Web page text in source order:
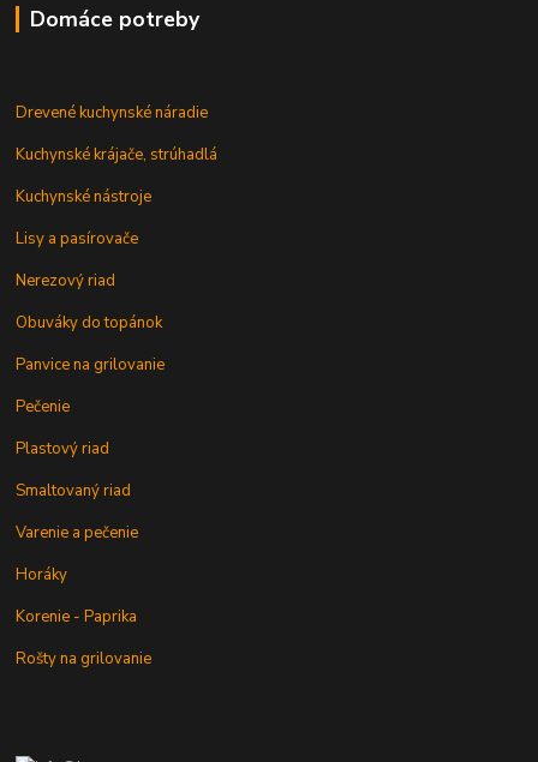
Domáce potreby
Drevené kuchynské náradie
Kuchynské krájače, strúhadlá
Kuchynské nástroje
Lisy a pasírovače
Nerezový riad
Obuváky do topánok
Panvice na grilovanie
Pečenie
Plastový riad
Smaltovaný riad
Varenie a pečenie
Horáky
Korenie - Paprika
Rošty na grilovanie